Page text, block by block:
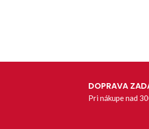
DOPRAVA
Pri nákupe nad